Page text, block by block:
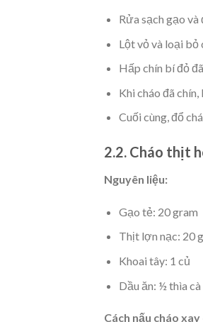
Rửa sạch gạo và
Lột vỏ và loại bỏ
Hấp chín bí đỏ
Khi cháo đã
Cuối cùng, đổ
2.2. Cháo thịt
Nguyên liệu:
Gạo tẻ: 20 gram
Thịt lợn nạc: 20
Khoai tây: 1 củ
Dầu ăn: ½ thìa cà
Cách nấu cháo